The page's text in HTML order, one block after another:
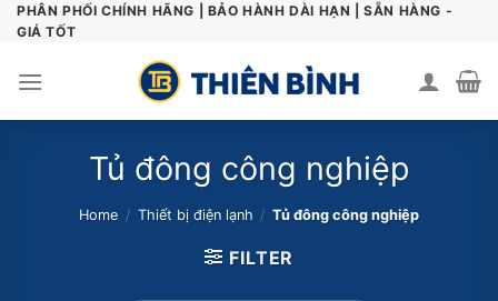
SkipPHÂN PHỐI CHÍNH HÃNG | BẢO HÀNH DÀI HẠN | SẴN HÀNG -
GIÁ TỐT
Tủ đông công nghiệp
Home / Thiết bị điện lạnh / Tủ đông công nghiệp
FILTER